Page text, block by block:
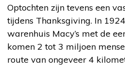
Optochten zijn tevens een
tijdens Thanksgiving. In
warenhuis Macy’s met de
komen 2 tot 3 miljoen
route van ongeveer 4